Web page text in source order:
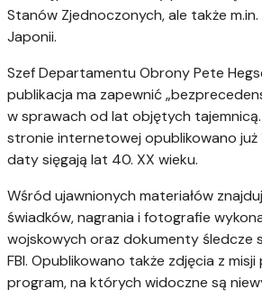
Stanów Zjednoczonych, ale także m.in.
Japonii.
Szef Departamentu Obrony Pete
publikacja ma zapewnić
w sprawach od lat objętych tajemnicą.
stronie internetowej opublikowano już
daty sięgają lat 40. XX wieku.
Wśród ujawnionych materiałów
świadków, nagrania i fotografie
wojskowych oraz dokumenty śledcze
FBI. Opublikowano także zdjęcia z
program, na których widoczne są